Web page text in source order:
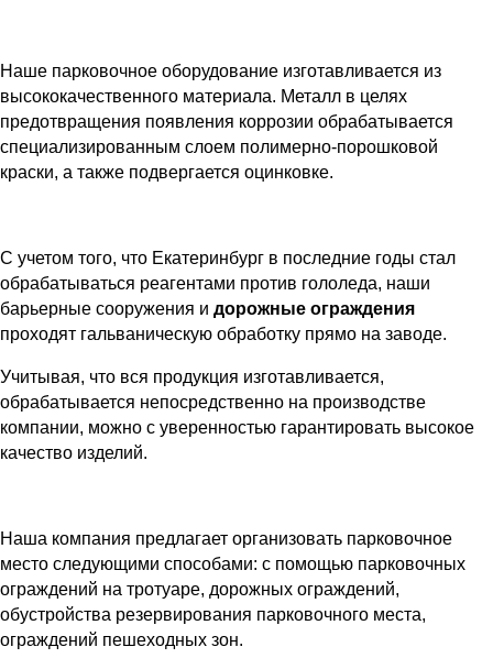
Наше парковочное оборудование изготавливается из
высококачественного материала. Металл в целях
предотвращения появления коррозии обрабатывается
специализированным слоем полимерно-порошковой
краски, а также подвергается оцинковке.
С учетом того, что Екатеринбург в последние годы стал
обрабатываться реагентами против гололеда, наши
барьерные сооружения и дорожные ограждения
проходят гальваническую обработку прямо на заводе.
Учитывая, что вся продукция изготавливается,
обрабатывается непосредственно на производстве
компании, можно с уверенностью гарантировать высокое
качество изделий.
Наша компания предлагает организовать парковочное
место следующими способами: с помощью парковочных
ограждений на тротуаре, дорожных ограждений,
обустройства резервирования парковочного места,
ограждений пешеходных зон.